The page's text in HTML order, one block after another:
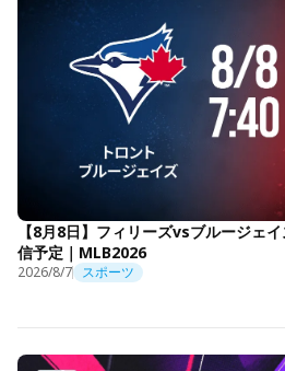
【8月8日】フィリーズvsブルージェ
信予定｜MLB2026
2026/8/7 スポーツ